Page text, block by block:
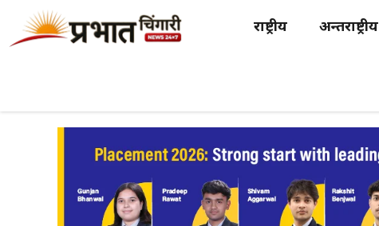
राष्ट्रीय अन्तर्राष्ट्रीय